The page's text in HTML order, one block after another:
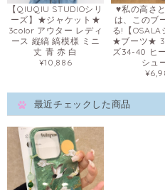
【QIUQIU STUDIOシリ
ーズ】★ジャケット★
3color アウター レディ
ース 縦縞 縞模様 ミニ
丈 青 赤 白
¥10,886
♥私の高さ
は、このブ
る!【OSALA
★ブーツ★
ズ34-40 ヒ
シュ
最近チェックした商品